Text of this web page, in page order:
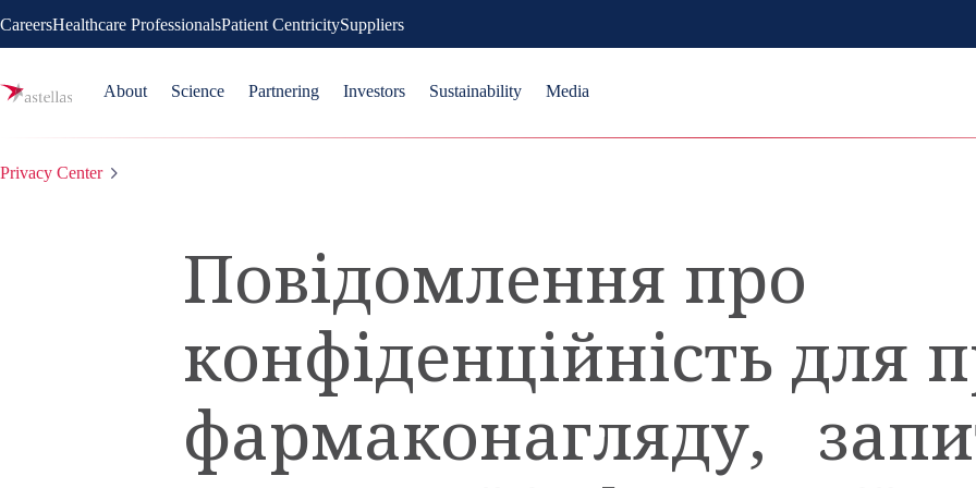
CareersHealthcare ProfessionalsPatient CentricitySuppliers
About Science Partnering Investors Sustainability Media
Privacy Center
Повідомлення про
конфіденційність для
фармаконагляду,